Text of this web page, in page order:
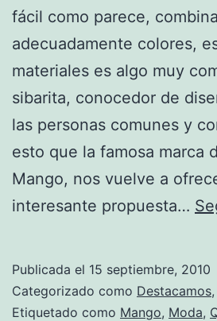
fácil como parece,
adecuadamente colores,
materiales es algo muy
sibarita, conocedor de
las personas comunes y
esto que la famosa marca
Mango, nos vuelve a
interesante propuesta…
Publicada el 15 septiembre, 2010
Categorizado como Destacamos,
Etiquetado como Mango, Moda,